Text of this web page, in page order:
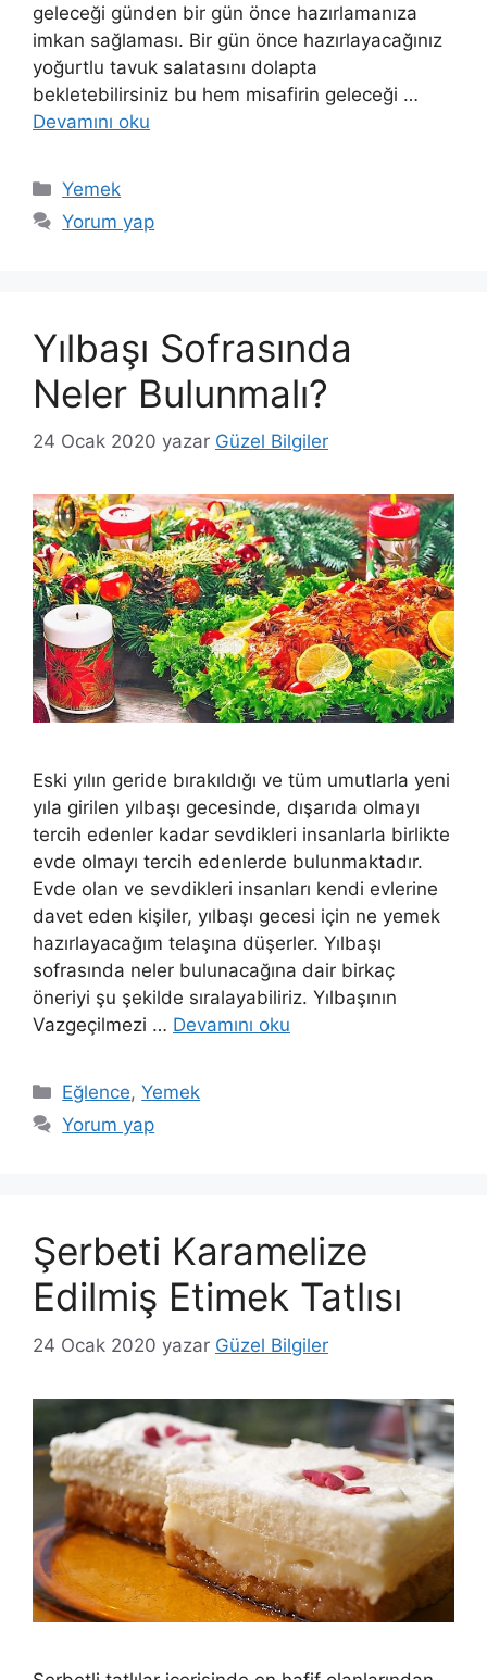
geleceği günden bir gün önce hazırlamanıza
imkan sağlaması. Bir gün önce hazırlayacağınız
yoğurtlu tavuk salatasını dolapta
bekletebilirsiniz bu hem misafirin geleceği …
Devamını oku
Kategoriler
Yemek
Yorum yap
Yılbaşı Sofrasında
Neler Bulunmalı?
24 Ocak 2020 yazar Güzel Bilgiler
Eski yılın geride bırakıldığı ve tüm umutlarla yeni
yıla girilen yılbaşı gecesinde, dışarıda olmayı
tercih edenler kadar sevdikleri insanlarla birlikte
evde olmayı tercih edenlerde bulunmaktadır.
Evde olan ve sevdikleri insanları kendi evlerine
davet eden kişiler, yılbaşı gecesi için ne yemek
hazırlayacağım telaşına düşerler. Yılbaşı
sofrasında neler bulunacağına dair birkaç
öneriyi şu şekilde sıralayabiliriz. Yılbaşının
Vazgeçilmezi … Devamını oku
Kategoriler
Eğlence,Yemek
Yorum yap
Şerbeti Karamelize
Edilmiş Etimek Tatlısı
24 Ocak 2020 yazar Güzel Bilgiler